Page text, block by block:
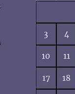
3 4
10 11
17 18